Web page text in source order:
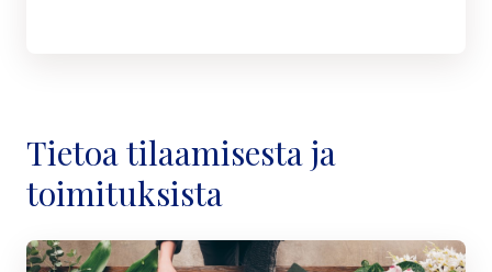
Tietoa tilaamisesta ja
toimituksista